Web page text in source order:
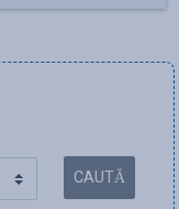
CAUTĂ